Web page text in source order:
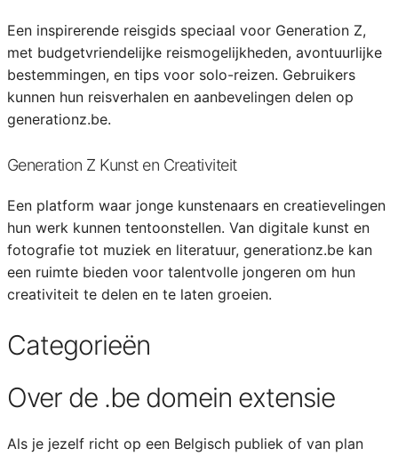
Een inspirerende reisgids speciaal voor Generation Z,
met budgetvriendelijke reismogelijkheden, avontuurlijke
bestemmingen, en tips voor solo-reizen. Gebruikers
kunnen hun reisverhalen en aanbevelingen delen op
generationz.be.
Generation Z Kunst en Creativiteit
Een platform waar jonge kunstenaars en creatievelingen
hun werk kunnen tentoonstellen. Van digitale kunst en
fotografie tot muziek en literatuur, generationz.be kan
een ruimte bieden voor talentvolle jongeren om hun
creativiteit te delen en te laten groeien.
Categorieën
Over de .be domein extensie
Als je jezelf richt op een Belgisch publiek of van plan